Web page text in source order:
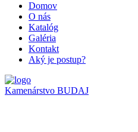
Domov
O nás
Katalóg
Galéria
Kontakt
Aký je postup?
Kamenárstvo BUDAJ